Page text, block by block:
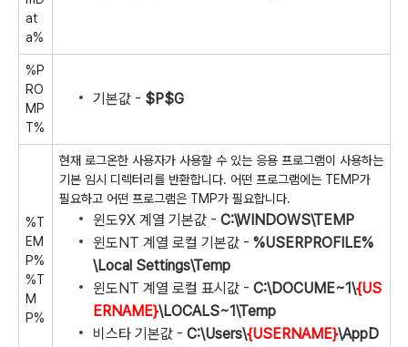
at
a%
%P
RO
MP
T%
기본값 - $P$G
%T
EM
P%
%T
M
P%
현재 로그온한 사용자가 사용할 수 있는 응용 프로그램이 사용하는
기본 임시 디렉터리를 반환합니다. 어떤 프로그램에는 TEMP가
필요하고 어떤 프로그램은 TMP가 필요합니다.
윈도9X 계열 기본값 - C:\WINDOWS\TEMP
윈도NT 계열 로컬 기본값 - %USERPROFILE%
\Local Settings\Temp
윈도NT 계열 로컬 표시값 - C:\DOCUME~1\{US
ERNAME}\LOCALS~1\Temp
비스타 기본값 - C:\Users\{USERNAME}\AppD